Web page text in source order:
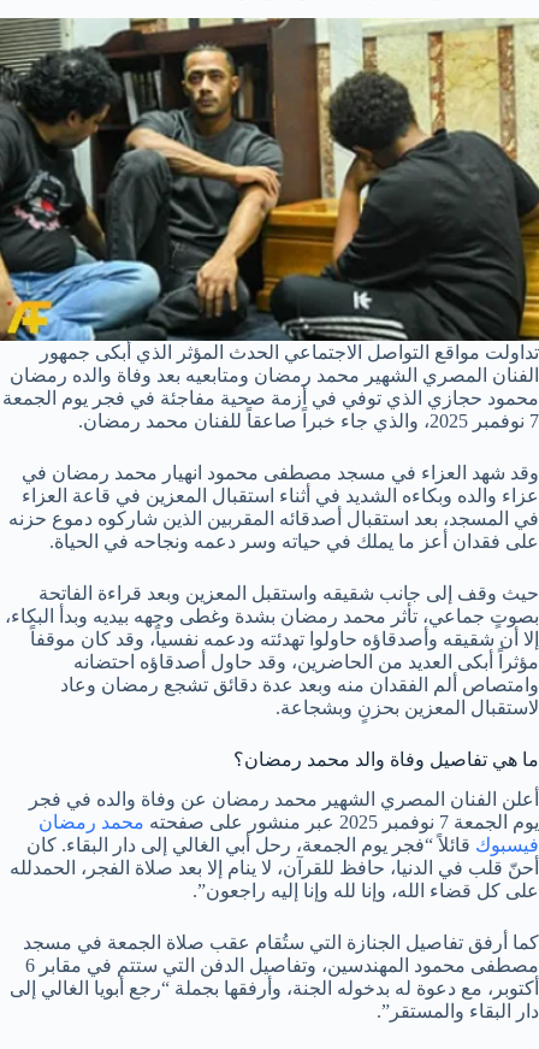
تداولت مواقع التواصل الاجتماعي الحدث المؤثر الذي أبكى جمهور
الفنان المصري الشهير محمد رمضان ومتابعيه بعد وفاة والده رمضان
محمود حجازي الذي توفي في أزمة صحية مفاجئة في فجر يوم الجمعة
7 نوفمبر 2025، والذي جاء خبراً صاعقاً للفنان محمد رمضان.
وقد شهد العزاء في مسجد مصطفى محمود انهيار محمد رمضان في
عزاء والده وبكاءه الشديد في أثناء استقبال المعزين في قاعة العزاء
في المسجد، بعد استقبال أصدقائه المقربين الذين شاركوه دموع حزنه
على فقدان أعز ما يملك في حياته وسر دعمه ونجاحه في الحياة.
حيث وقف إلى جانب شقيقه واستقبل المعزين وبعد قراءة الفاتحة
بصوتٍ جماعي، تأثر محمد رمضان بشدة وغطى وجهه بيديه وبدأ البكاء،
إلا أن شقيقه وأصدقاؤه حاولوا تهدئته ودعمه نفسياً، وقد كان موقفاً
مؤثراً أبكى العديد من الحاضرين، وقد حاول أصدقاؤه احتضانه
وامتصاص ألم الفقدان منه وبعد عدة دقائق تشجع رمضان وعاد
لاستقبال المعزين بحزنٍ وبشجاعة.
ما هي تفاصيل وفاة والد محمد رمضان؟
أعلن الفنان المصري الشهير محمد رمضان عن وفاة والده في فجر
يوم الجمعة 7 نوفمبر 2025 عبر منشور على صفحته
محمد رمضان
فيسبوك قائلاً “فجر يوم الجمعة، رحل أبي الغالي إلى دار البقاء. كان
أحنّ قلب في الدنيا، حافظ للقرآن، لا ينام إلا بعد صلاة الفجر، الحمدلله
على كل قضاء الله، وإنا لله وإنا إليه راجعون”.
كما أرفق تفاصيل الجنازة التي ستُقام عقب صلاة الجمعة في مسجد
مصطفى محمود المهندسين، وتفاصيل الدفن التي ستتم في مقابر 6
أكتوبر، مع دعوة له بدخوله الجنة، وأرفقها بجملة “رجع أبويا الغالي إلى
دار البقاء والمستقر”.